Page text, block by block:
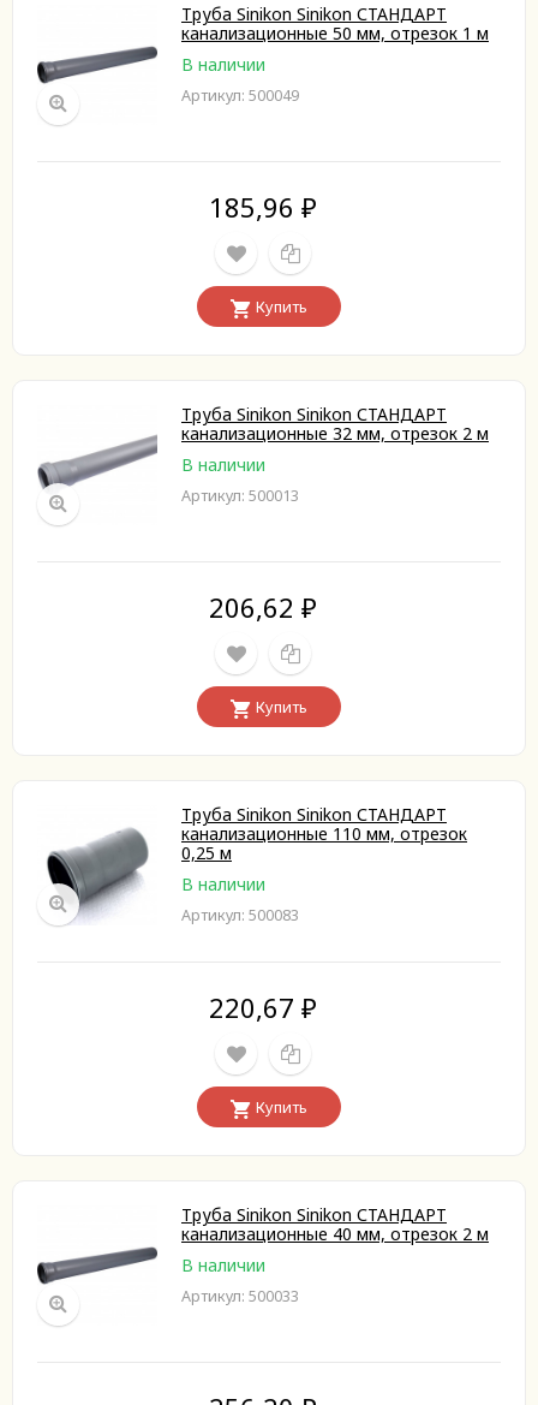
Труба Sinikon Sinikon СТАНДАРТ
канализационные 50 мм, отрезок 1 м
В наличии
Артикул: 500049
185,96 ₽
Купить
Труба Sinikon Sinikon СТАНДАРТ
канализационные 32 мм, отрезок 2 м
В наличии
Артикул: 500013
206,62 ₽
Купить
Труба Sinikon Sinikon СТАНДАРТ
канализационные 110 мм, отрезок
0,25 м
В наличии
Артикул: 500083
220,67 ₽
Купить
Труба Sinikon Sinikon СТАНДАРТ
канализационные 40 мм, отрезок 2 м
В наличии
Артикул: 500033